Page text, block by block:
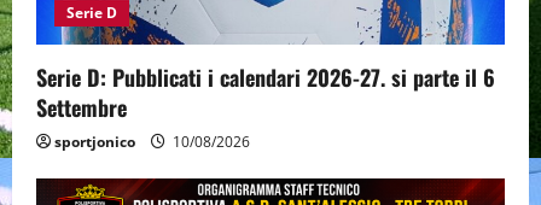
Serie D
Serie D: Pubblicati i calendari 2026-27. si parte il 6
Settembre
sportjonico 10/08/2026